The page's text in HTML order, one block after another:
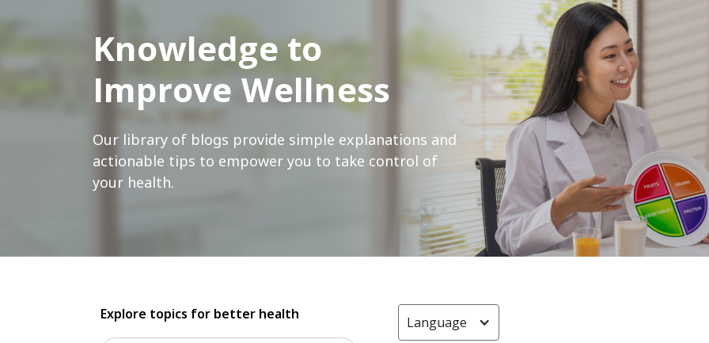
Knowledge to
Improve Wellness
Our library of blogs provide simple explanations and
actionable tips to empower you to take control of
your health.
Explore topics for better health Language